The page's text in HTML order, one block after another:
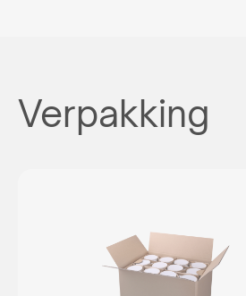
Verpakking